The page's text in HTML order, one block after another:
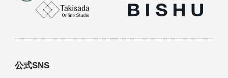
公式SNS